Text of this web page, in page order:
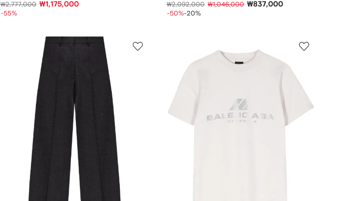
₩2,777,000 ₩1,175,000
-55%
₩2,092,000 ₩1,046,000 ₩837,000
-50%-20%